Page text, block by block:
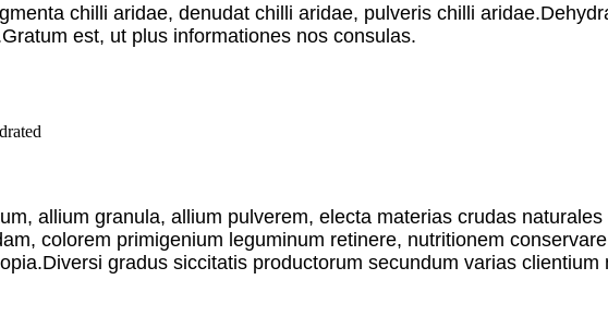
chilli aridae, denudat chilli aridae, pulveris chilli
est, ut plus informationes nos consulas.
allium granula, allium pulverem, electa materias crudas
colorem primigenium leguminum retinere, nutritionem
gradus siccitatis productorum secundum varias